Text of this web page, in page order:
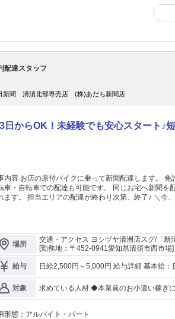
配達スタッフ
新聞 清須北部専売店 (株)あだち新聞店
日からOK！未経験でも安心スタート♪
内容 お店の原付バイクに乗って新聞配達します。 免
自転車での配達も可能です。 同じお宅へ新聞を配達するのですぐに覚え
す。 担当エリアの配達が終わり次第、終了♪ ＼今、活躍中のスタッフ9割が
場所
交通・アクセス ヨシヅヤ清洲店スグ/「新
[勤務地：〒452-0941愛知県清須市西市場]
給与
日給2,500円～5,000円 給与詳細 基本給：日給 2500円 〜 5000円 固定残
対象
求めている人材 ◆本業前のお小遣い稼ぎ
形態： アルバイト・パート